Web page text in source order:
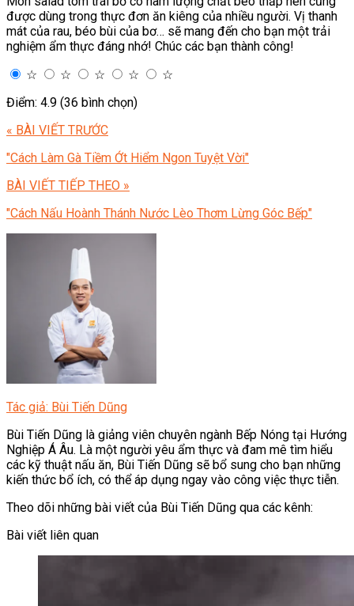
được dùng trong thực đơn ăn kiêng của nhiều người. Vị thanh
mát của rau, béo bùi của bơ… sẽ mang đến cho bạn một trải
nghiệm ẩm thực đáng nhớ! Chúc các bạn thành công!
☆
☆ ☆ ☆
☆
Điểm: 4.9 (36 bình chọn)
« BÀI VIẾT TRƯỚC
"Cách Làm Gà Tiềm Ớt Hiểm Ngon Tuyệt Vời"
BÀI VIẾT TIẾP THEO »
"Cách Nấu Hoành Thánh Nước Lèo Thơm Lừng Góc Bếp"
Tác giả: Bùi Tiến Dũng
Bùi Tiến Dũng là giảng viên chuyên ngành Bếp Nóng tại Hướng
Nghiệp Á Âu. Là một người yêu ẩm thực và đam mê tìm hiểu
các kỹ thuật nấu ăn, Bùi Tiến Dũng sẽ bổ sung cho bạn những
kiến thức bổ ích, có thể áp dụng ngay vào công việc thực tiễn.
Theo dõi những bài viết của Bùi Tiến Dũng qua các kênh:
Bài viết liên quan